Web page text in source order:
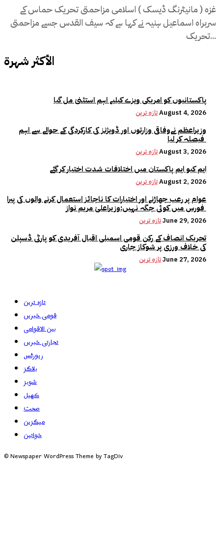
غزہ ( مانیٹرنگ ڈیسک ) اسلامی مزاحمتی تحریک حماس کے
سربراہ اسماعیل ہنیہ نے کہا ہے کہ سیف القدس جسے مزاحمتی
تحریک...
الأكثر شهرة
پاکستانیوں کو امریکی ویزے کیلیے اہم استثنیٰ مل گیا
تازہ ترینAugust 4, 2026
وزیراعظم نےوفاقی وزارتوں اور ڈویژنز کی کارکردگی کے حوالے سے اہم
تازہ ترینAugust 3, 2026
ایم کیو ایم پاکستان میں اختلافات شدت اختیار کر گئے
تازہ ترینAugust 2, 2026
عوام پر رعب جھاڑنے اور اختیارات کا ناجائز استعمال کرنے والوں کی پیرا
تازہ ترینJune 29, 2026
تحریک انصاف کے رکن قومی اسمبلی اقبال آفریدی کو پارٹی ڈسپلن
کی خلاف ورزی پر شوکاز جاری
تازہ ترینJune 27, 2026
تازہ ترین
قومی خبریں
بین الاقوامی
تجارتی خبریں
رپورٹس
بلاگز
شوبز
کھیل
صحت
میگزین
خواتین
© Newspaper WordPress Theme by TagDiv